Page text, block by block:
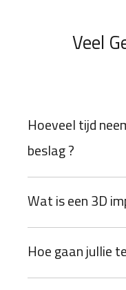
Veel
Hoeveel tijd
beslag ?
Wat is een 3D
Hoe gaan jullie